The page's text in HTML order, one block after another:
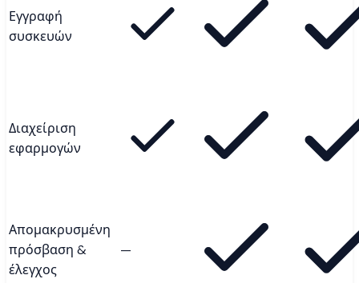
Εγγραφή
συσκευών
Διαχείριση
εφαρμογών
Απομακρυσμένη
πρόσβαση &
έλεγχος
—